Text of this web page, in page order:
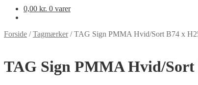
0,00 kr. 0 varer
Forside /Tagmærker/TAG Sign PMMA Hvid/Sort B74 x
TAG Sign PMMA Hvid/